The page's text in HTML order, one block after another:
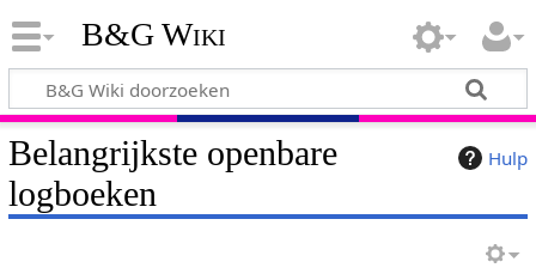
B&G Wiki
Hulp
Belangrijkste openbare
logboeken